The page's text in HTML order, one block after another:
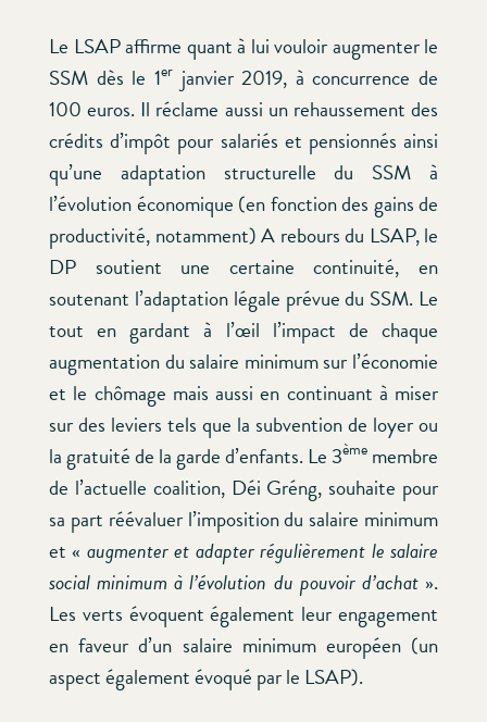
Le LSAP affirme quant à lui vouloir augmenter le
SSM dès le 1erjanvier 2019, à concurrence de
100 euros. Il réclame aussi un rehaussement des
crédits d’impôt pour salariés et pensionnés ainsi
qu’une adaptation structurelle du SSM à
l’évolution économique (en fonction des gains de
productivité, notamment) A rebours du LSAP, le
DP soutient une certaine continuité, en
soutenant l’adaptation légale prévue du SSM. Le
tout en gardant à l’œil l’impact de chaque
augmentation du salaire minimum sur l’économie
et le chômage mais aussi en continuant à miser
sur des leviers tels que la subvention de loyer ou
la gratuité de la garde d’enfants. Le 3ème membre
de l’actuelle coalition, Déi Gréng, souhaite pour
sa part réévaluer l’imposition du salaire minimum
et « augmenter et adapter régulièrement le salaire
social minimum à l’évolution du pouvoir d’achat».
Les verts évoquent également leur engagement
en faveur d’un salaire minimum européen (un
aspect également évoqué par le LSAP).